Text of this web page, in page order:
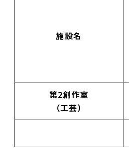
施設名
第2創作室
（工芸）